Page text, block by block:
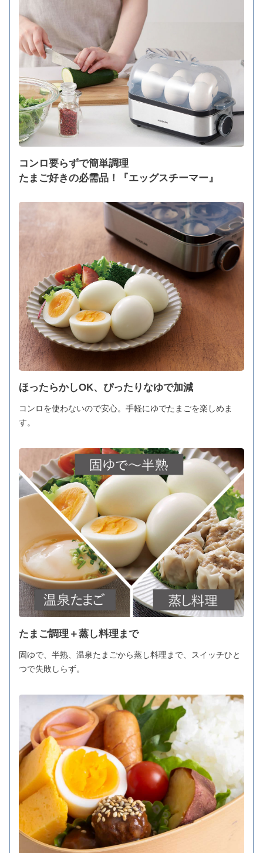
コンロ要らずで簡単調理
たまご好きの必需品！『エッグスチーマー』
ほったらかしOK、ぴったりなゆで加減
コンロを使わないので安心。手軽にゆでたまごを楽しめま
す。
たまご調理＋蒸し料理まで
固ゆで、半熟、温泉たまごから蒸し料理まで、スイッチひと
つで失敗しらず。